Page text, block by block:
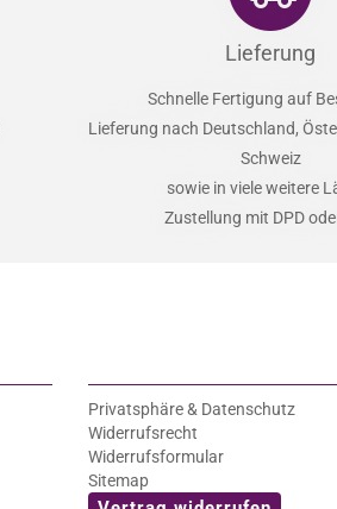
Lieferung
Schnelle Fertigung auf
Lieferung nach Deutschland,
Schweiz
sowie in viele weitere
Zustellung mit DPD
Privatsphäre & Datenschutz
Widerrufsrecht
Widerrufsformular
Sitemap